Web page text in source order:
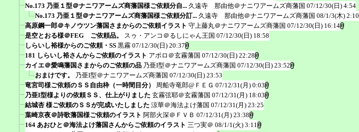
No.173 乃亜１型＠ナニワアームズ商藩国様ご依頼分自... 久遠寺 那由他＠ナニワアームズ商藩国 07/12/30(日) 4:54
No.173 乃亜１型＠ナニワアームズ商藩国様ご依頼分訂... 久遠寺 那由他＠ナニワアームズ商藩国 08/1/3(木) 2:10
高原鋼一郎＠キノウツン藩国さまからのご依頼イラスト 守上藤丸＠ナニワアームズ商藩国 07/12/30(日) 16:14
是空とおる様＠FEG ご依頼品。
スゥ・アンコ＠るしにゃん王国 07/12/30(日) 18:58
しらいし裕様からのご依頼・SS 黒霧 07/12/30(日) 20:37
181 しらいし裕さんからご依頼のイラスト アポロ＠玄霧藩国 07/12/30(日) 22:28
カイエ＠愛鳴藩国さまからのご依頼の品 乃亜I型＠ナニワアームズ商藩国 07/12/30(日) 23:52
おまけです。
乃亜I型＠ナニワアームズ商藩国 07/12/30(日) 23:53
竜宮司様ご依頼のＳＳ自由枠（一時間目分）
周船寺竜郎@ＦＥＧ 07/12/31(月) 0:03
乃亜I型様よりの依頼ＳＳ、仕上がりました 玄霧弦耶＠玄霧藩国 07/12/31(月) 18:03
結城杏 様ご依頼のＳＳが完成いたしました 涼華＠海法よけ藩国 07/12/31(月) 23:25
葉崎京夜＠詩歌藩国様ご依頼のイラスト 阿部火深＠ＦＶＢ 07/12/31(月) 23:38
164 あおひと＠海法よけ藩国さんからご依頼のイラスト 三つ実＠ 08/1/1(火) 3:11